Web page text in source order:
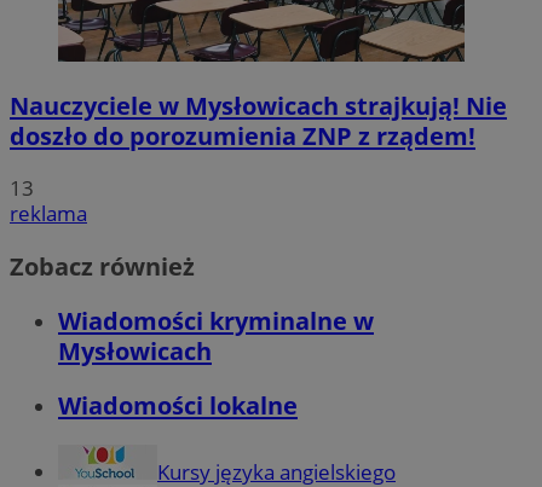
Nauczyciele w Mysłowicach strajkują! Nie
doszło do porozumienia ZNP z rządem!
13
reklama
Zobacz również
Wiadomości kryminalne w
Mysłowicach
Wiadomości lokalne
Kursy języka angielskiego